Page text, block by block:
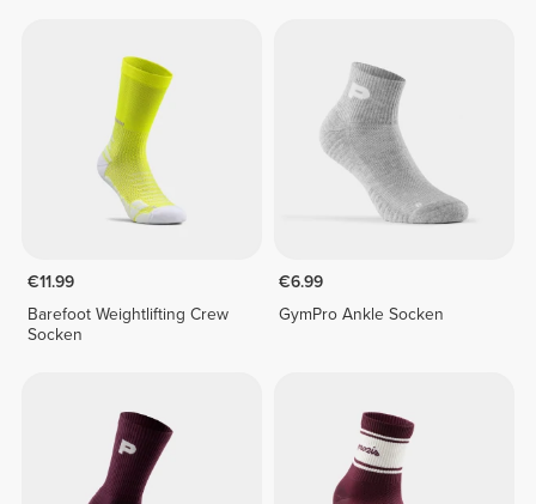
€11.99
Barefoot Weightlifting Crew
Socken
€6.99
GymPro Ankle Socken